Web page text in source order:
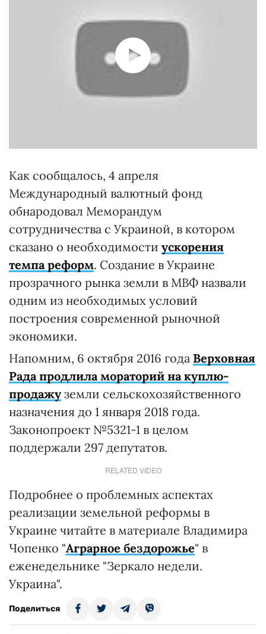
Как сообщалось, 4 апреля
Международный валютный фонд
обнародовал Меморандум
сотрудничества с Украиной, в котором
сказано о необходимости ускорения
темпа реформ. Создание в Украине
прозрачного рынка земли в МВФ назвали
одним из необходимых условий
построения современной рыночной
экономики.
Напомним, 6 октября 2016 года Верховная
Рада продлила мораторий на куплю-
продажу земли сельскохозяйственного
назначения до 1 января 2018 года.
Законопроект №5321-1 в целом
поддержали 297 депутатов.
RELATED VIDEO
Подробнее о проблемных аспектах
реализации земельной реформы в
Украине читайте в материале Владимира
Чопенко "Аграрное бездорожье" в
еженедельнике "Зеркало недели.
Украина".
Поделиться